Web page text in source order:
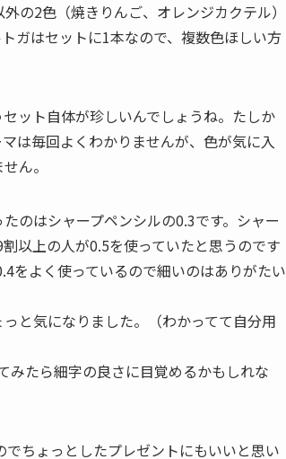
の2色（焼きりんご、オレンジカクテル）
ガはセットに1本なので、複数色ほしい方
ット自体が珍しいんでしょうね。たしか
は毎回よくわかりませんが、色が気に入
ん。
のはシャープペンシルの0.3です。シャー
以上の人が0.5を使っていたと思うのです
をよく使っているので細いのはありがたい
と気になりました。（わかってて自分用
みたら細字の良さに目覚めるかもしれな
ちょっとしたプレゼントにもいいと思い